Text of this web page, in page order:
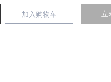
加入购物车 立